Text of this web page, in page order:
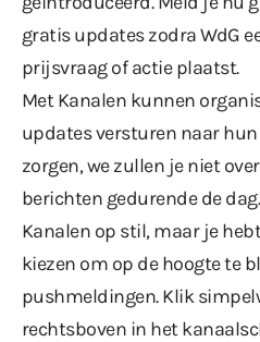
gratis updates zodra WdG
prijsvraag of actie plaatst.
Met Kanalen kunnen
updates versturen naar hun
zorgen, we zullen je niet
berichten gedurende de
Kanalen op stil, maar je
kiezen om op de hoogte te
pushmeldingen. Klik
rechtsboven in het